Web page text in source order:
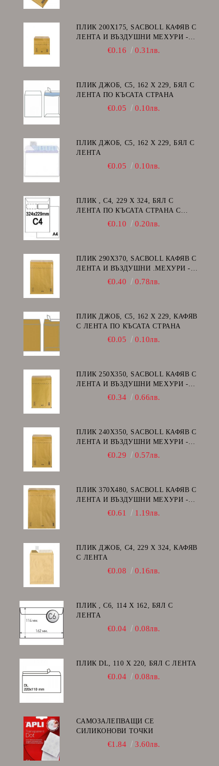
ПЛИК 200Х175, SACBOLL КАФЯВ С
ЛЕНТА И ВЪЗДУШНИ МЕХУРИ -
€0.16 0.31лв.
ПЛИК ДЖОБ, C5, 162 Х 229, БЯЛ С
ЛЕНТА ПО КЪСАТА СТРАНА
€0.05 0.10лв.
ПЛИК ДЖОБ, C5, 162 Х 229, БЯЛ С
ЛЕНТА
€0.05 0.10лв.
ПЛИК , C4, 229 Х 324, БЯЛ С
ЛЕНТА ПО КЪСАТА СТРАНА С
ДЕСЕН ПРОЗОРЕЦ
€0.10 0.20лв.
ПЛИК 290Х370, SACBOLL КАФЯВ С
ЛЕНТА И ВЪЗДУШНИ .МЕХУРИ -
€0.40 0.78лв.
ПЛИК ДЖОБ, C5, 162 Х 229, КАФЯВ
С ЛЕНТА ПО КЪСАТА СТРАНА
€0.05 0.10лв.
ПЛИК 250Х350, SACBOLL КАФЯВ С
ЛЕНТА И ВЪЗДУШНИ МЕХУРИ -
€0.34 0.66лв.
ПЛИК 240Х350, SACBOLL КАФЯВ С
ЛЕНТА И ВЪЗДУШНИ МЕХУРИ -
€0.29 0.57лв.
ПЛИК 370Х480, SACBOLL КАФЯВ С
ЛЕНТА И ВЪЗДУШНИ МЕХУРИ -
€0.61 1.19лв.
ПЛИК ДЖОБ, C4, 229 Х 324, КАФЯВ
С ЛЕНТА
€0.08 0.16лв.
ПЛИК , C6, 114 Х 162, БЯЛ С
ЛЕНТА
€0.04 0.08лв.
ПЛИК DL, 110 Х 220, БЯЛ С ЛЕНТА
€0.04 0.08лв.
САМОЗАЛЕПВАЩИ СЕ
СИЛИКОНОВИ ТОЧКИ
€1.84 3.60лв.